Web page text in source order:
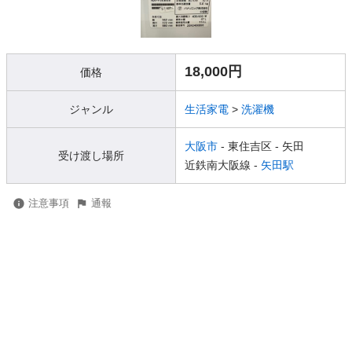
価格 18,000円
ジャンル 生活家電 > 洗濯機
受け渡し場所
大阪市 - 東住吉区 - 矢田
近鉄南大阪線 - 矢田駅
注意事項 通報